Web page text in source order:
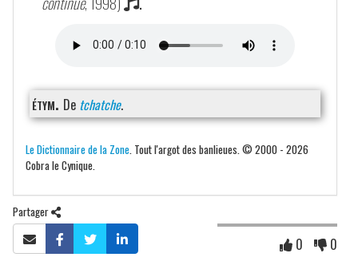
étym. De tchatche.
Le Dictionnaire de la Zone . Tout l'argot des banlieues. © 2000 - 2026
Cobra le Cynique.
Partager
0 0